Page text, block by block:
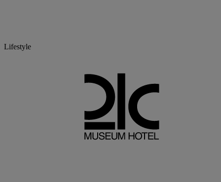
Lifestyle